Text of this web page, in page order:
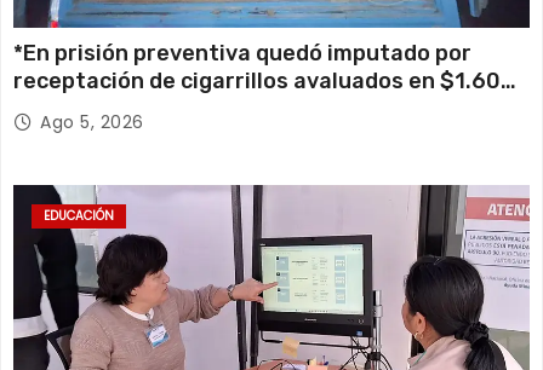
*En prisión preventiva quedó imputado por
receptación de cigarrillos avaluados en $1.600
millones*
Ago 5, 2026
EDUCACIÓN